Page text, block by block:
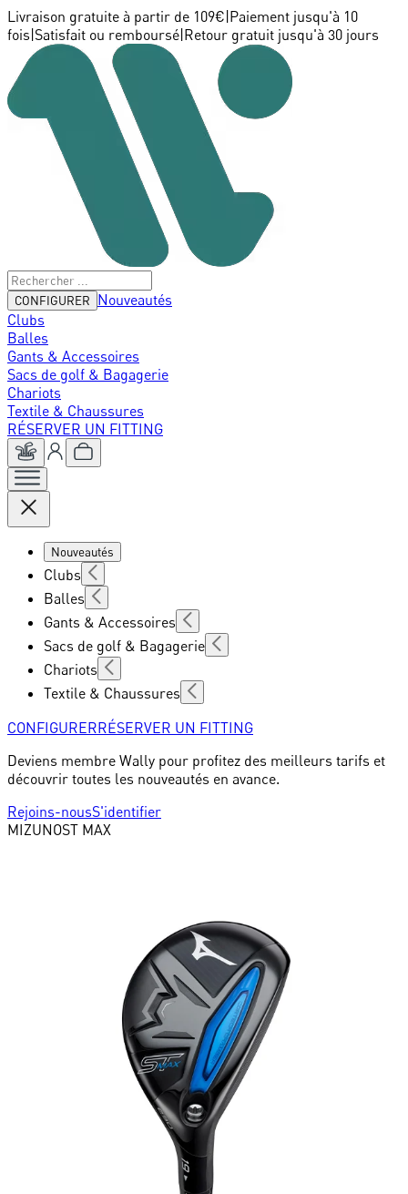
Livraison gratuite à partir de 109€ Paiement jusqu'à 10
fois Satisfait ou remboursé Retour gratuit jusqu'à 30 jours
CONFIGURER
Nouveautés
Clubs
Balles
Gants & Accessoires
Sacs de golf & Bagagerie
Chariots
Textile & Chaussures
RÉSERVER UN FITTING
Nouveautés
Clubs
Balles
Gants & Accessoires
Sacs de golf & Bagagerie
Chariots
Textile & Chaussures
CONFIGURERRÉSERVER UN FITTING
Deviens membre Wally pour profitez des meilleurs tarifs et
découvrir toutes les nouveautés en avance.
Rejoins-nousS'identifier
MIZUNOST MAX